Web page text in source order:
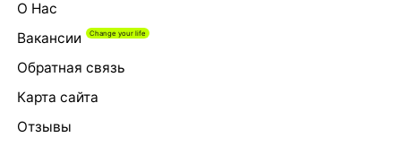
О Нас
Вакансии
Обратная связь
Карта сайта
Отзывы